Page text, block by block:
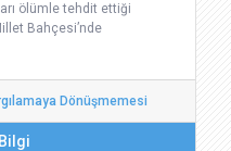
ölümle tehdit ettiği
Bahçesi’nde
Dönüşmemesi